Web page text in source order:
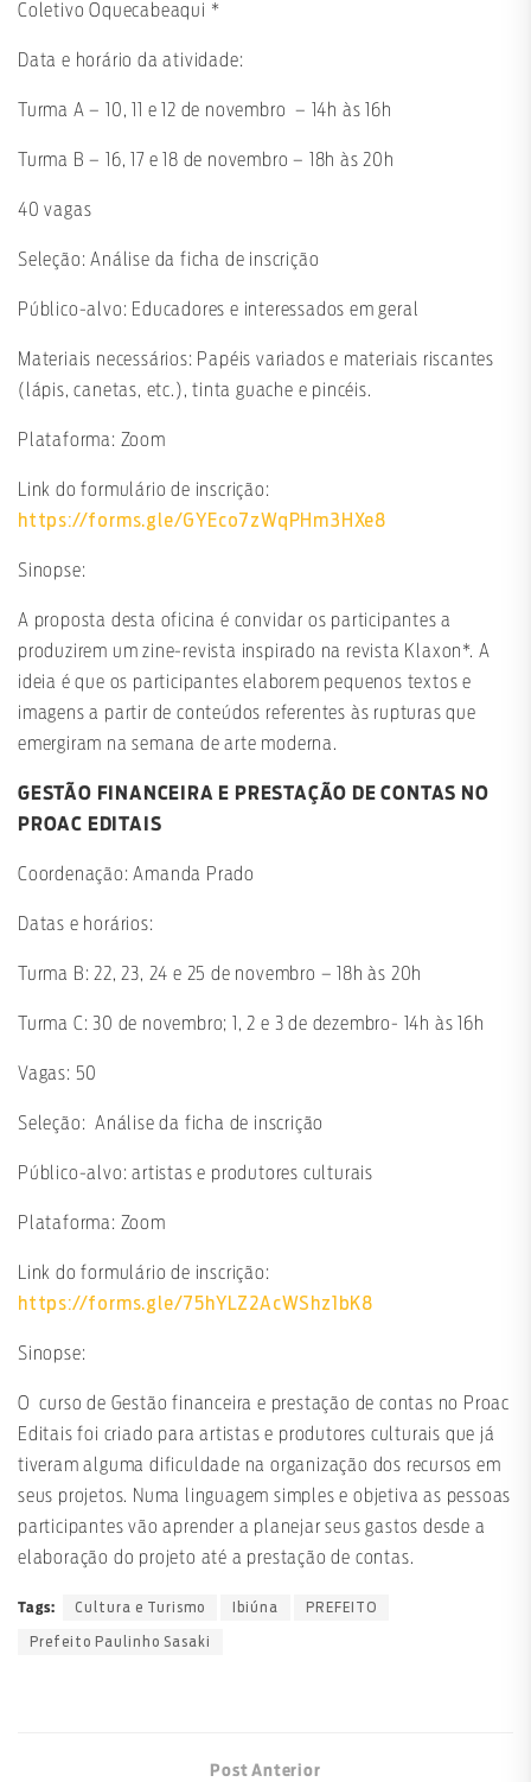
Coletivo Oquecabeaqui *
Data e horário da atividade:
Turma A – 10, 11 e 12 de novembro – 14h às 16h
Turma B – 16, 17 e 18 de novembro – 18h às 20h
40 vagas
Seleção: Análise da ficha de inscrição
Público-alvo: Educadores e interessados em geral
Materiais necessários: Papéis variados e materiais riscantes
(lápis, canetas, etc.), tinta guache e pincéis.
Plataforma: Zoom
Link do formulário de inscrição:
https://forms.gle/GYEco7zWqPHm3HXe8
Sinopse:
A proposta desta oficina é convidar os participantes a
produzirem um zine-revista inspirado na revista Klaxon*. A
ideia é que os participantes elaborem pequenos textos e
imagens a partir de conteúdos referentes às rupturas que
emergiram na semana de arte moderna.
GESTÃO FINANCEIRA E PRESTAÇÃO DE CONTAS NO
PROAC EDITAIS
Coordenação: Amanda Prado
Datas e horários:
Turma B: 22, 23, 24 e 25 de novembro – 18h às 20h
Turma C: 30 de novembro; 1, 2 e 3 de dezembro- 14h às 16h
Vagas: 50
Seleção: Análise da ficha de inscrição
Público-alvo: artistas e produtores culturais
Plataforma: Zoom
Link do formulário de inscrição:
https://forms.gle/75hYLZ2AcWShz1bK8
Sinopse:
O curso de Gestão financeira e prestação de contas no Proac
Editais foi criado para artistas e produtores culturais que já
tiveram alguma dificuldade na organização dos recursos em
seus projetos. Numa linguagem simples e objetiva as pessoas
participantes vão aprender a planejar seus gastos desde a
elaboração do projeto até a prestação de contas.
Tags: Cultura e Turismo Ibiúna PREFEITO
Prefeito Paulinho Sasaki
Post Anterior